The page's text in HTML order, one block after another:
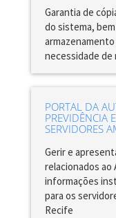
Garantia de
do sistema,
necessidade de
PORTAL DA
PREVIDÊNCIA
SERVIDORES
Gerir e
relacionados ao
informações
para os
Recife